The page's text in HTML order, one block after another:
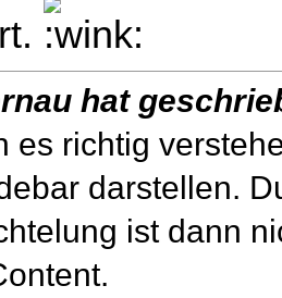
hat
es richtig
darstellen.
ist dann